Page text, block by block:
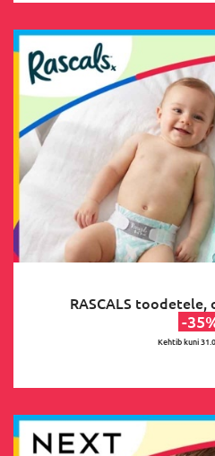
RASCALS toodetele,
-
Kehtib kuni